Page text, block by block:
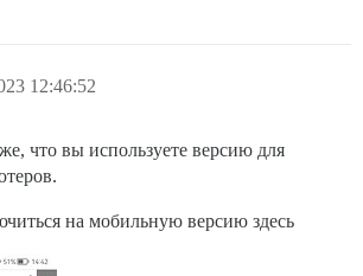
12:46:52
что вы используете версию для
на мобильную версию здесь